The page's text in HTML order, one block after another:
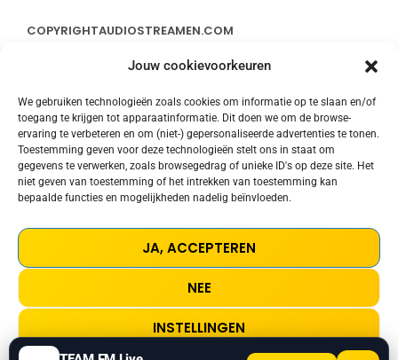
Jouw cookievoorkeuren
We gebruiken technologieën zoals cookies om informatie op te slaan en/of
toegang te krijgen tot apparaatinformatie. Dit doen we om de browse-
ervaring te verbeteren en om (niet-) gepersonaliseerde advertenties te tonen.
Toestemming geven voor deze technologieën stelt ons in staat om
gegevens te verwerken, zoals browsegedrag of unieke ID's op deze site. Het
niet geven van toestemming of het intrekken van toestemming kan
bepaalde functies en mogelijkheden nadelig beïnvloeden.
JA, ACCEPTEREN
NEE
INSTELLINGEN
COPYRIGHTAUDIOSTREAMEN.COM
CONTACT
STREAMS
COOKIE POLICY (EU)